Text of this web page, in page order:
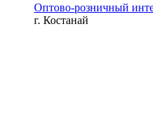
Оптово-розничный
г. Костанай